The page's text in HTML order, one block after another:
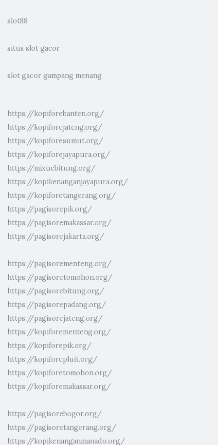
slot88
situs slot gacor
slot gacor gampang menang
https://kopiforebanten.org/
https://kopiforejateng.org/
https://kopiforesumut.org/
https://kopiforejayapura.org/
https://mixuebitung.org/
https://kopikenanganjayapura.org/
https://kopiforetangerang.org/
https://pagisorepik.org/
https://pagisoremakassar.org/
https://pagisorejakarta.org/
https://pagisorementeng.org/
https://pagisoretomohon.org/
https://pagisorebitung.org/
https://pagisorepadang.org/
https://pagisorejateng.org/
https://kopiforementeng.org/
https://kopiforepik.org/
https://kopiforepluit.org/
https://kopiforetomohon.org/
https://kopiforemakassar.org/
https://pagisorebogor.org/
https://pagisoretangerang.org/
https://kopikenanganmanado.org/